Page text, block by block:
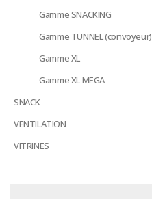
Gamme SNACKING
Gamme TUNNEL (convoyeur)
Gamme XL
Gamme XL MEGA
SNACK
VENTILATION
VITRINES